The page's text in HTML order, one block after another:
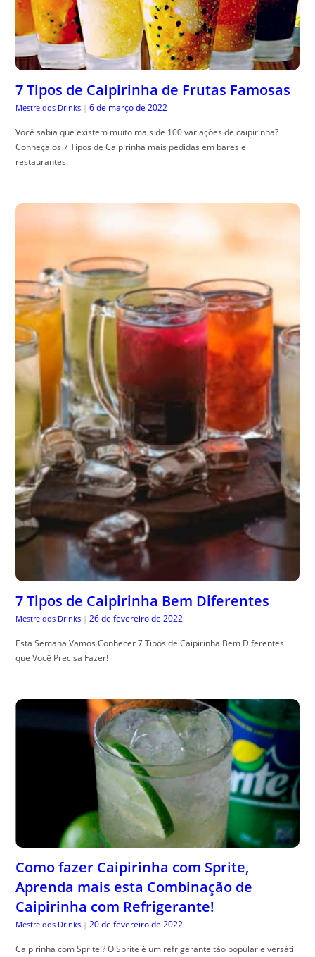
7 Tipos de Caipirinha de Frutas Famosas
Mestre dos Drinks | 6 de março de 2022
Você sabia que existem muito mais de 100 variações de caipirinha?
Conheça os 7 Tipos de Caipirinha mais pedidas em bares e
restaurantes.
7 Tipos de Caipirinha Bem Diferentes
Mestre dos Drinks | 26 de fevereiro de 2022
Esta Semana Vamos Conhecer 7 Tipos de Caipirinha Bem Diferentes
que Você Precisa Fazer!
Como fazer Caipirinha com Sprite,
Aprenda mais esta Combinação de
Caipirinha com Refrigerante!
Mestre dos Drinks | 20 de fevereiro de 2022
Caipirinha com Sprite!? O Sprite é um refrigerante tão popular e versátil